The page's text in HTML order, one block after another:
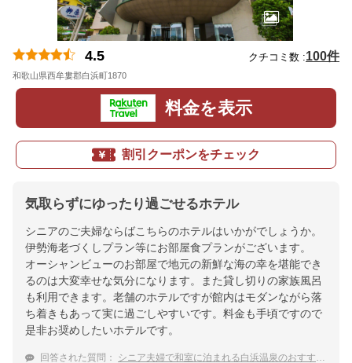
4.5 クチコミ数 :100件
和歌山県西牟婁郡白浜町1870
料金を表示
割引クーポンをチェック
気取らずにゆったり過ごせるホテル
シニアのご夫婦ならばこちらのホテルはいかがでしょうか。
伊勢海老づくしプラン等にお部屋食プランがございます。
オーシャンビューのお部屋で地元の新鮮な海の幸を堪能でき
るのは大変幸せな気分になります。また貸し切りの家族風呂
も利用できます。老舗のホテルですが館内はモダンながら落
ち着きもあって実に過ごしやすいです。料金も手頃ですので
是非お奨めしたいホテルです。
回答された質問： シニア夫婦で和室に泊まれる白浜温泉のおすすめ宿を教えてください。